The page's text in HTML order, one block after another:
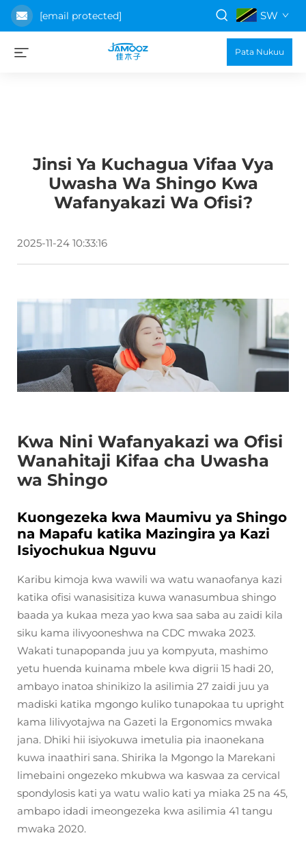
[email protected] SW
Pata Nukuu
Jinsi Ya Kuchagua Vifaa Vya
Uwasha Wa Shingo Kwa
Wafanyakazi Wa Ofisi?
2025-11-24 10:33:16
Kwa Nini Wafanyakazi wa Ofisi
Wanahitaji Kifaa cha Uwasha
wa Shingo
Kuongezeka kwa Maumivu ya Shingo
na Mapafu katika Mazingira ya Kazi
Isiyochukua Nguvu
Karibu kimoja kwa wawili wa watu wanaofanya kazi
katika ofisi wanasisitiza kuwa wanasumbua shingo
baada ya kukaa meza yao kwa saa saba au zaidi kila
siku kama ilivyooneshwa na CDC mwaka 2023.
Wakati tunapopanda juu ya kompyuta, mashimo
yetu huenda kuinama mbele kwa digrii 15 hadi 20,
ambayo inatoa shinikizo la asilimia 27 zaidi juu ya
madiski katika mgongo kuliko tunapokaa tu upright
kama lilivyotajwa na Gazeti la Ergonomics mwaka
jana. Dhiki hii isiyokuwa imetulia pia inaonekana
kuwa inaathiri sana. Shirika la Mgongo la Marekani
limebaini ongezeko mkubwa wa kaswaa za cervical
spondylosis kati ya watu walio kati ya miaka 25 na 45,
ambapo idadi imeongezeka kwa asilimia 41 tangu
mwaka 2020.